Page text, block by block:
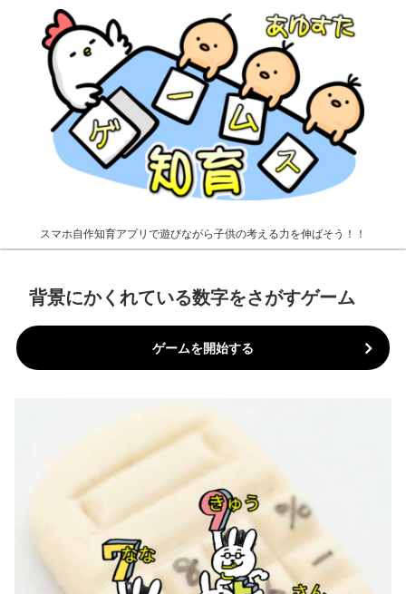
スマホ自作知育アプリで遊びながら子供の考える力を伸ばそう！！
背景にかくれている数字をさがすゲーム
ゲームを開始する